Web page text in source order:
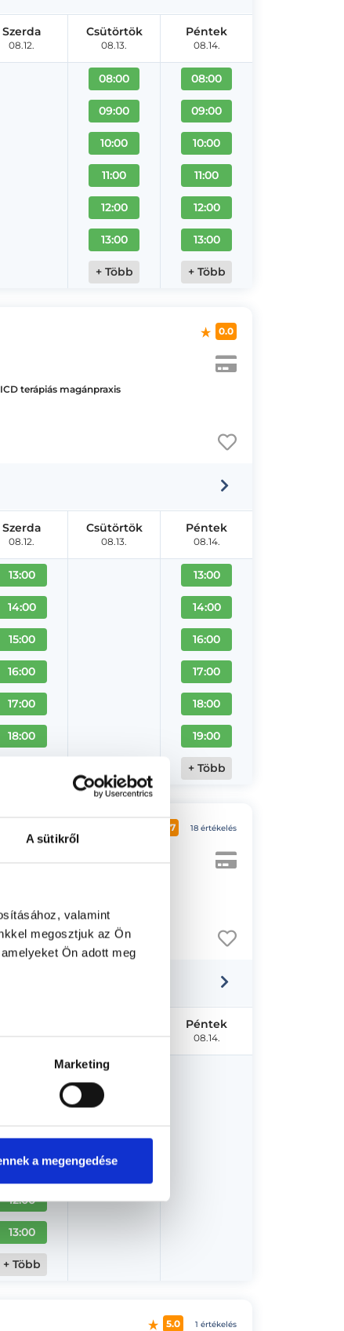
A sütikről
valamint
megosztjuk az Ön
Ön adott meg
Marketing
a megengedése
Szerda
08.12.
Csütörtök
08.13.
08:00
09:00
10:00
11:00
12:00
13:00
+ Több
Péntek
08.14.
08:00
09:00
10:00
11:00
12:00
13:00
+ Több
terápiás magánpraxis
0.0
Szerda
08.12.
13:00
14:00
15:00
16:00
17:00
18:00
Csütörtök
08.13.
Péntek
08.14.
13:00
14:00
16:00
17:00
18:00
19:00
+ Több
4.7 18 értékelés
08.12.
10:00
11:00
12:00
13:00
+ Több
08.13.
Péntek
08.14.
5.0 1 értékelés